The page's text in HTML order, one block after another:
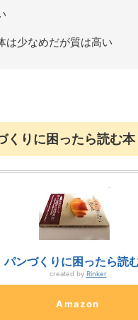
は少なめだが質は高い
くりに困ったら読む本
パンづくりに困ったら読
created by Rinker
Amazon